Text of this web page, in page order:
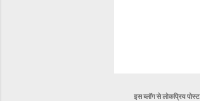
इस ब्लॉग से लोकप्रिय पोस्ट